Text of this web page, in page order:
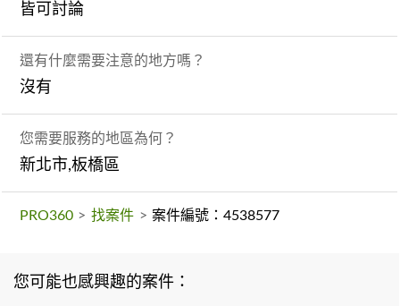
皆可討論
還有什麼需要注意的地方嗎？
沒有
您需要服務的地區為何？
新北市,板橋區
PRO360 > 找案件 > 案件編號：4538577
您可能也感興趣的案件：